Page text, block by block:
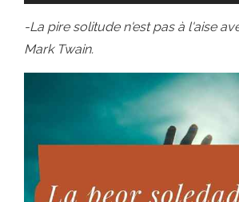
-La pire solitude n'est pas à l'aise
Mark Twain.